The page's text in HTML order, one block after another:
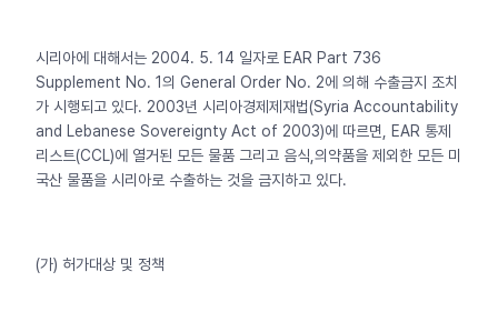
시리아에 대해서는 2004. 5. 14 일자로 EAR Part 736
Supplement No. 1의 General Order No. 2에 의해 수출금지 조치
가 시행되고 있다. 2003년 시리아경제제재법(Syria Accountability
and Lebanese Sovereignty Act of 2003)에 따르면, EAR 통제
리스트(CCL)에 열거된 모든 물품 그리고 음식,의약품을 제외한 모든 미
국산 물품을 시리아로 수출하는 것을 금지하고 있다.
(가) 허가대상 및 정책